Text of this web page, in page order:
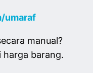
umaraf
manual?
harga barang.